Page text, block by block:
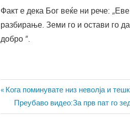
Факт е дека Бог веќе ни рече:
разбирање. Земи го и остави го
добро “.
Навигација
на
Previous
Post:
Кога поминувате низ неволја и
Next
Post:
Преубаво видео:За прв пат го